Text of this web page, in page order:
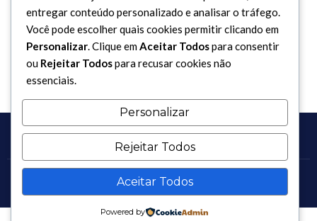
Dicionário Islâmico
Downloads
Copyright 2017 - 2026 / Todos os direitos reservados.
entregar conteúdo personalizado e analisar o tráfego.
Você pode escolher quais cookies permitir clicando em
Personalizar. Clique emAceitar Todospara consentir
ou Rejeitar Todospara recusar cookies não
essenciais.
Personalizar
Rejeitar Todos
Aceitar Todos
Powered by